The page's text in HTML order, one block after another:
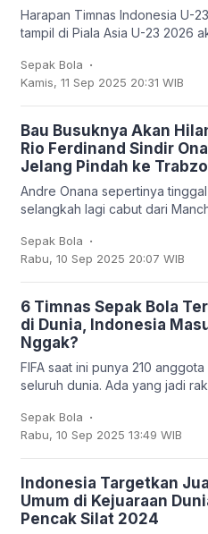
Harapan Timnas Indonesia U-
tampil di Piala Asia U-23 2026
mampu finis sebagai runner-up
dengan empat
Sepak Bola .
Kamis, 11 Sep 2025 20:31 WIB
Bau Busuknya Akan
Rio Ferdinand Sindir
Jelang Pindah ke
Andre Onana sepertinya tinggal
selangkah lagi cabut dari
dipinjamkan ke klub Turki,
Trabzonspor. Dan
Sepak Bola .
Rabu, 10 Sep 2025 20:07 WIB
6 Timnas Sepak Bola
di Dunia, Indonesia
Nggak?
FIFA saat ini punya 210 anggota
seluruh dunia. Ada yang jadi
Argentina, hingga Prancis, tapi
tim
Sepak Bola .
Rabu, 10 Sep 2025 13:49 WIB
Indonesia Targetkan
Umum di Kejuaraan
Pencak Silat 2024